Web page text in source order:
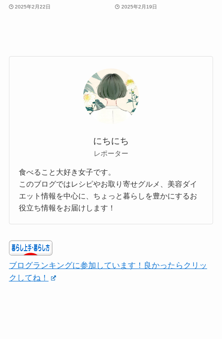
2025年2月22日 2025年2月19日
にちにち
レポーター
食べること大好き女子です。
このブログではレシピやお取り寄せグルメ、美容ダイ
エット情報を中心に、ちょっと暮らしを豊かにするお
役立ち情報をお届けします！
ブログランキングに参加しています！良かったらクリッ
クしてね！